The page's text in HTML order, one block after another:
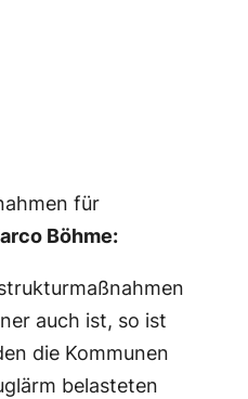
für
Böhme:
auch ist, so ist
die Kommunen
belasteten